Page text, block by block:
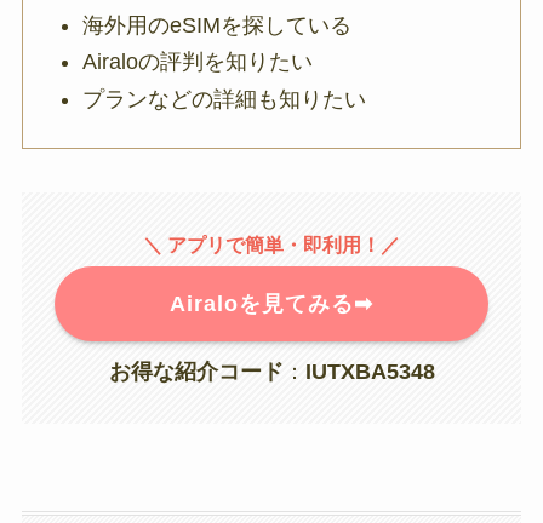
海外用のeSIMを探している
Airaloの評判を知りたい
プランなどの詳細も知りたい
＼ アプリで簡単・即利用 ！／
Airaloを見てみる➡︎
お得な紹介コード ： IUTXBA5348